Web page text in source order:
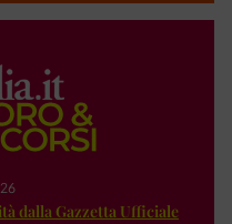
dalla Gazzetta Ufficiale